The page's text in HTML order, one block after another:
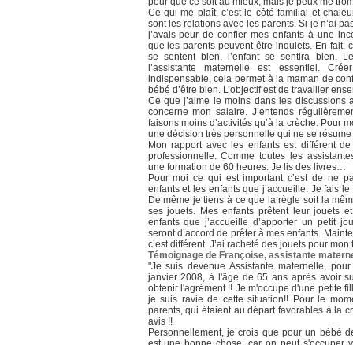
Ce qui me plaît, c’est le côté familial et
sont les relations avec les parents. Si je n’ai
j’avais peur de confier mes enfants à une
que les parents peuvent être inquiets. En fait,
se sentent bien, l’enfant se sentira bien.
l’assistante maternelle est essentiel.
indispensable, cela permet à la maman de
bébé d’être bien. L’objectif est de travailler
Ce que j’aime le moins dans les discussions
concerne mon salaire. J’entends
faisons moins d’activités qu’à la crèche. Pour
une décision très personnelle qui ne se
Mon rapport avec les enfants est différent
professionnelle. Comme toutes les
une formation de 60 heures. Je lis des livres…
Pour moi ce qui est important c’est de ne
enfants et les enfants que j’accueille. Je fais
De même je tiens à ce que la règle soit la
ses jouets. Mes enfants prêtent leur jouets
enfants que j’accueille d’apporter un petit
seront d’accord de prêter à mes enfants.
c’est différent. J’ai racheté des jouets pour mon
Témoignage de Françoise, assistante
"Je suis devenue Assistante maternelle,
janvier 2008, à l'âge de 65 ans après avoir
obtenir l'agrément !! Je m'occupe d'une petite
je suis ravie de cette situation!! Pour le
parents, qui étaient au départ favorables à la
avis !!
Personnellement, je crois que pour un bébé